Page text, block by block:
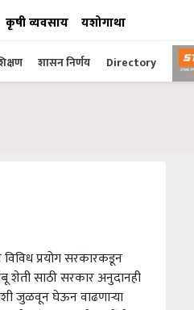
कृषी व्यवसाय यशोगाथा
शासन निर्णय Directory
प्रयोग सरकारकडून
शेती साठी सरकार अनुदानही
जुळवून घेऊन वाढणाऱ्या